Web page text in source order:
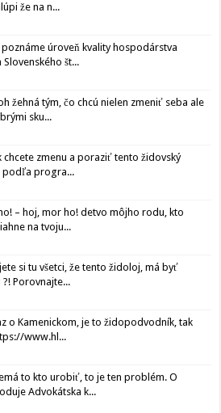
že na n...
poznáme úroveň kvality hospodárstva
št...
žehná tým, čo chcú nielen zmeniť seba ale
sku...
chcete zmenu a poraziť tento židovský
podľa progra...
– hoj, mor ho! detvo môjho rodu, kto
na tvoju...
si tu všetci, že tento židoloj, má byť
Porovnajte...
o Kamenickom, je to židopodvodník, tak
www.hl...
to kto urobiť, to je ten problém. O
Advokátska k...